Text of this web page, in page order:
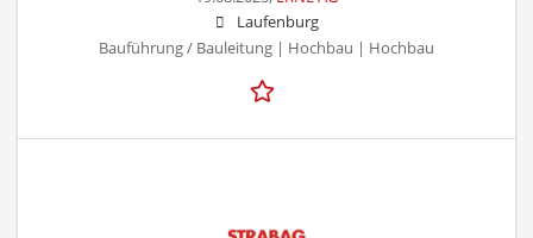
Laufenburg
Bauführung / Bauleitung | Hochbau | Hochbau